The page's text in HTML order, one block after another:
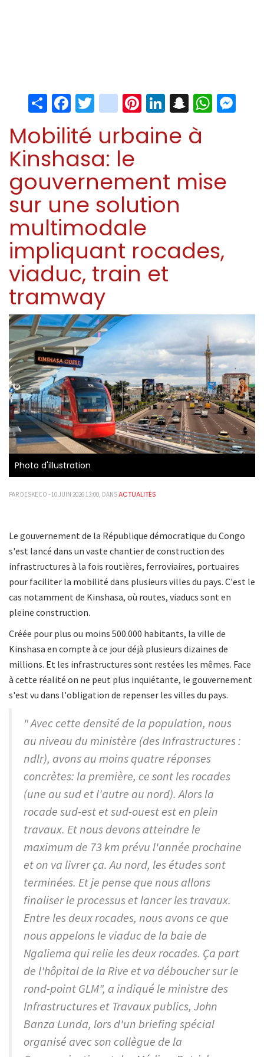
ShareFacebook
Twitter
instagram
Pinterest
LinkedIn
Snapchat
Mobilité urbaine à
Kinshasa: le
gouvernement mise
sur une solution
multimodale
impliquant rocades,
viaduc, train et
tramway
Photo d'illustration
PAR DESKECO - 10 JUIN 2026 13:00, DANSACTUALITÉS
Le gouvernement de la République démocratique du Congo
s'est lancé dans un vaste chantier de construction des
infrastructures à la fois routières, ferroviaires, portuaires
pour faciliter la mobilité dans plusieurs villes du pays. C'est le
cas notamment de Kinshasa, où routes, viaducs sont en
pleine construction.
Créée pour plus ou moins 500.000 habitants, la ville de
Kinshasa en compte à ce jour déjà plusieurs dizaines de
millions. Et les infrastructures sont restées les mêmes. Face
à cette réalité on ne peut plus inquiétante, le gouvernement
s'est vu dans l'obligation de repenser les villes du pays.
" Avec cette densité de la population, nous
au niveau du ministère (des Infrastructures :
ndlr), avons au moins quatre réponses
concrètes: la première, ce sont les rocades
(une au sud et l'autre au nord). Alors la
rocade sud-est et sud-ouest est en plein
travaux. Et nous devons atteindre le
maximum de 73 km prévu l'année prochaine
et on va livrer ça. Au nord, les études sont
terminées. Et je pense que nous allons
finaliser le processus et lancer les travaux.
Entre les deux rocades, nous avons ce que
nous appelons le viaduc de la baie de
Ngaliema qui relie les deux rocades. Ça part
de l'hôpital de la Rive et va déboucher sur le
rond-point GLM", a indiqué le ministre des
Infrastructures et Travaux publics, John
Banza Lunda, lors d'un briefing spécial
organisé avec son collègue de la